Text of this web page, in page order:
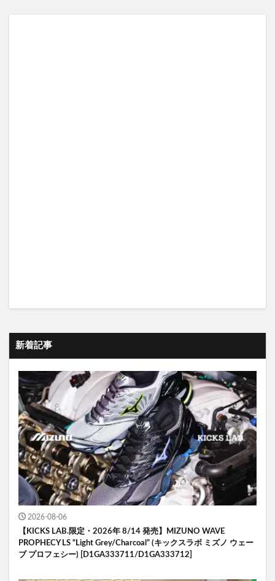
新着記事
2026-08-06
【KICKS LAB.限定・2026年 8/14 発売】MIZUNO WAVE
PROPHECY LS “Light Grey/Charcoal” (キックスラボ ミズノ ウェー
ブ プロフェシー) [D1GA333711/D1GA333712]